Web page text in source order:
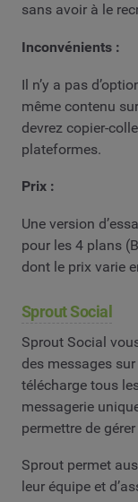
sans avoir à le
Inconvénients :
Il n’y a pas
même contenu
devrez copier-
plateformes.
Prix :
Une version
pour les 4 plans
dont le prix varie
Sprout Social
Sprout Social
des messages
télécharge tous
messagerie
permettre de
Sprout permet
leur équipe et